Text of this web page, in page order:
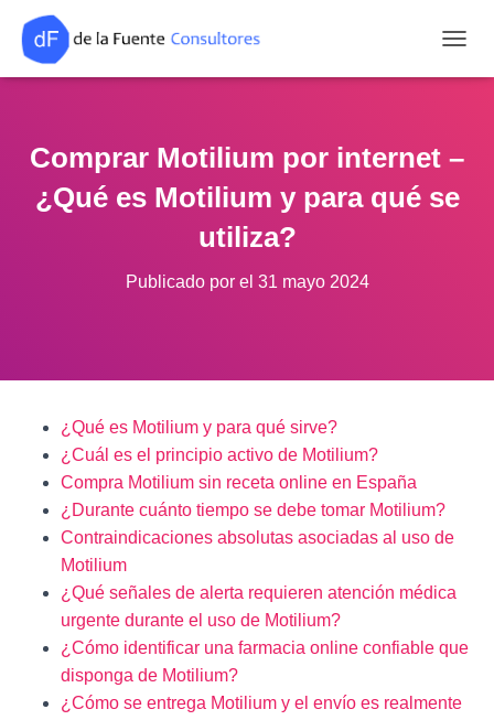
Comprar Motilium por internet –
¿Qué es Motilium y para qué se
utiliza?
Publicado por el 31 mayo 2024
¿Qué es Motilium y para qué sirve?
¿Cuál es el principio activo de Motilium?
Compra Motilium sin receta online en España
¿Durante cuánto tiempo se debe tomar Motilium?
Contraindicaciones absolutas asociadas al uso de
Motilium
¿Qué señales de alerta requieren atención médica
urgente durante el uso de Motilium?
¿Cómo identificar una farmacia online confiable que
disponga de Motilium?
¿Cómo se entrega Motilium y el envío es realmente